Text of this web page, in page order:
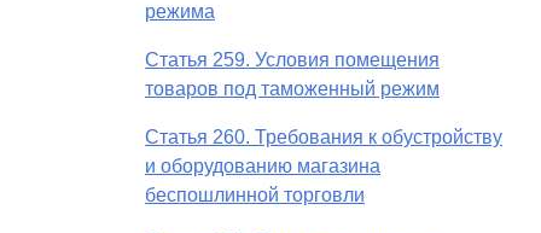
режима
Статья 259. Условия помещения
товаров под таможенный режим
Статья 260. Требования к обустройству
и оборудованию магазина
беспошлинной торговли